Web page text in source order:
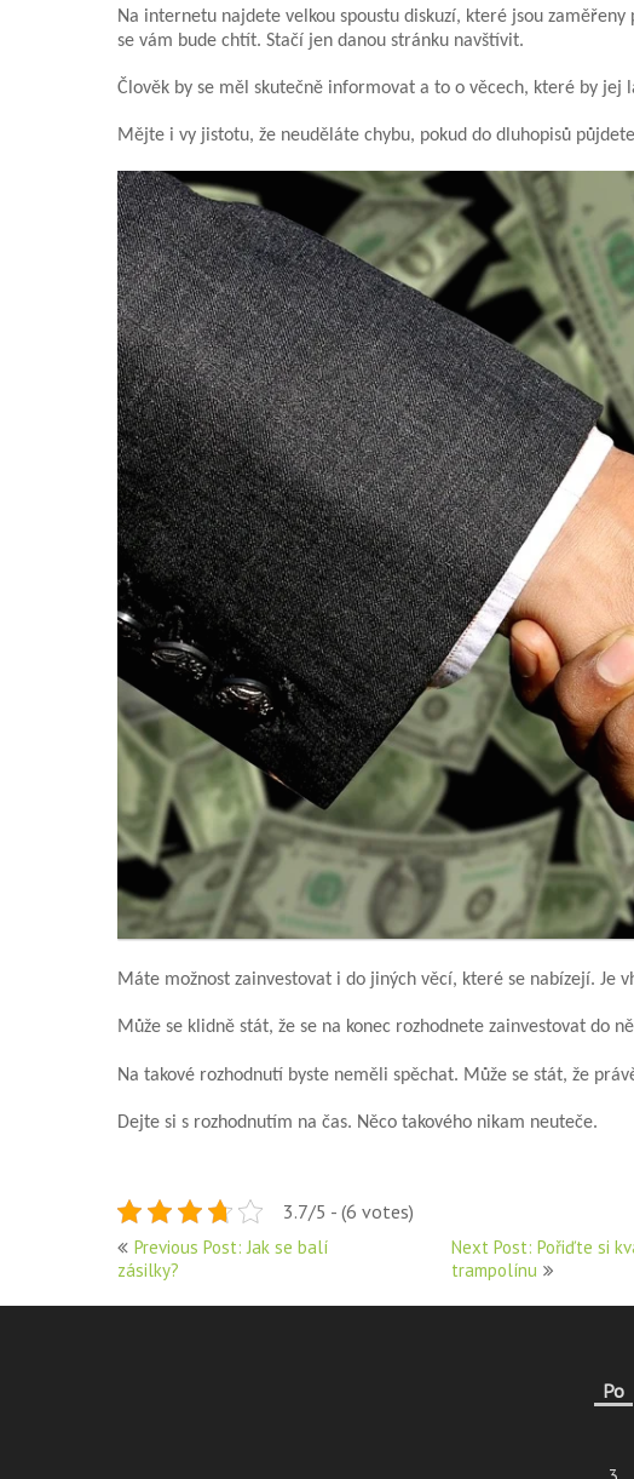
Na internetu najdete velkou spoustu diskuzí, které jsou
se vám bude chtít. Stačí jen danou stránku navštívit.
Člověk by se měl skutečně informovat a to o věcech, které by jej
Mějte i vy jistotu, že neuděláte chybu, pokud do dluhopisů
Máte možnost zainvestovat i do jiných věcí, které se nabízejí. Je
Může se klidně stát, že se na konec rozhodnete zainvestovat do
Na takové rozhodnutí byste neměli spěchat. Může se stát, že
Dejte si s rozhodnutím na čas. Něco takového nikam neuteče.
3.7/5 - (6 votes)
Navigace
pro
Previous Post: Jak se balí
zásilky?
Next Post: Pořiďte si
trampolínu
Po